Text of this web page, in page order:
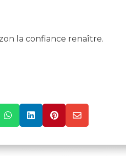
la confiance renaître.
   